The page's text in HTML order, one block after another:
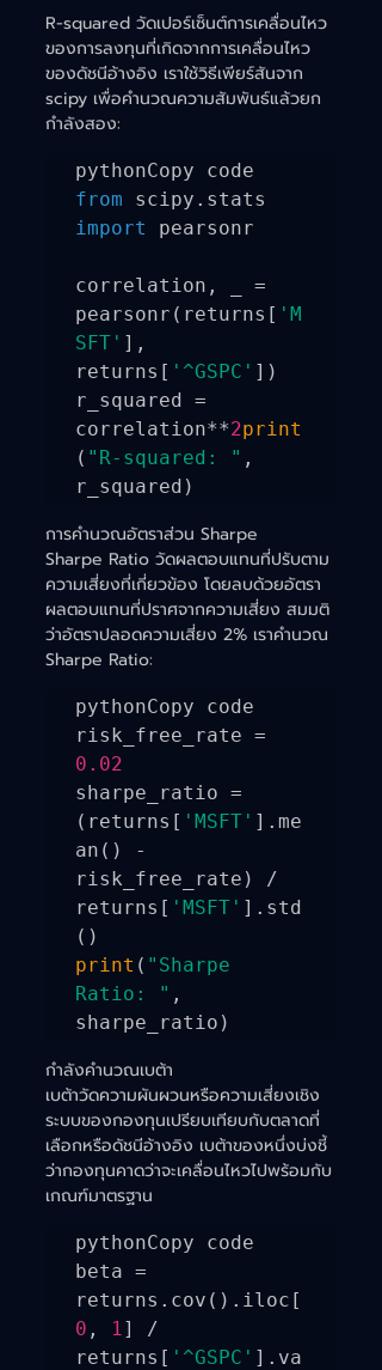
R-squared วัดเปอร์เซ็นต์การเคลื่อนไหว
ของการลงทุนที่เกิดจากการเคลื่อนไหว
ของดัชนีอ้างอิง เราใช้วิธีเพียร์สันจาก
scipy เพื่อคำนวณความสัมพันธ์แล้วยก
กำลังสอง:
from
import
pearsonr
correlation, _ =
pearsonr(returns[ 'M
SFT' ],
returns[ '^GSPC' ])
r_squared =
correlation**2print
( "R-squared: " ,
การคำนวณอัตราส่วน Sharpe
Sharpe Ratio วัดผลตอบแทนที่ปรับตาม
ความเสี่ยงที่เกี่ยวข้อง โดยลบด้วยอัตรา
ผลตอบแทนที่ปราศจากความเสี่ยง สมมติ
ว่าอัตราปลอดความเสี่ยง 2% เราคำนวณ
Sharpe Ratio:
pythonCopy code
0.02
sharpe_ratio =
(returns[ 'MSFT' ].me
an() -
risk_free_rate) /
returns[ 'MSFT' ].std
print ( "Sharpe
Ratio: " ,
กำลังคำนวณเบต้า
เบต้าวัดความผันผวนหรือความเสี่ยงเชิง
ระบบของกองทุนเปรียบเทียบกับตลาดที่
เลือกหรือดัชนีอ้างอิง เบต้าของหนึ่งบ่งชี้
ว่ากองทุนคาดว่าจะเคลื่อนไหวไปพร้อมกับ
เกณฑ์มาตรฐาน
pythonCopy code
beta =
returns.cov().iloc[
0 , 1] /
returns[ '^GSPC' ].va